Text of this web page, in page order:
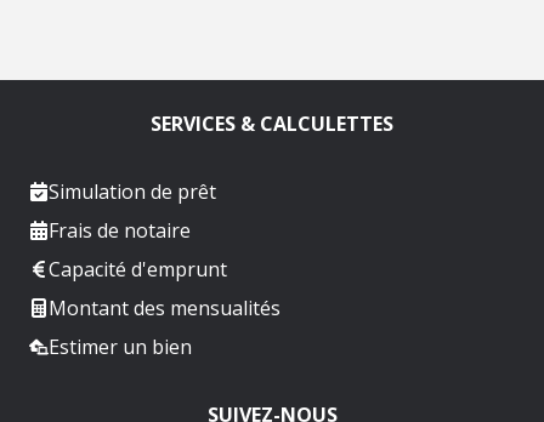
SERVICES & CALCULETTES
Simulation de prêt
Frais de notaire
Capacité d'emprunt
Montant des mensualités
Estimer un bien
SUIVEZ-NOUS